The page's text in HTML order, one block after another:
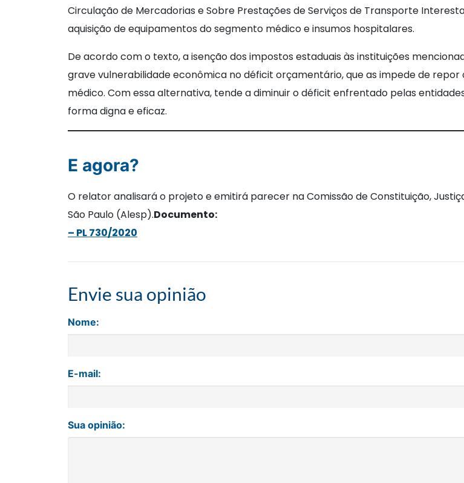
Circulação de Mercadorias e Sobre Prestações de Serviços de Transporte
aquisição de equipamentos do segmento médico e insumos hospitalares.
De acordo com o texto, a isenção dos impostos estaduais às instituições
grave vulnerabilidade econômica no déficit orçamentário, que as impede de
médico. Com essa alternativa, tende a diminuir o déficit enfrentado pelas
forma digna e eficaz.
E agora?
O relator analisará o projeto e emitirá parecer na Comissão de Constituição,
São Paulo (Alesp).Documento:
– PL 730/2020
Envie sua opinião
Nome:
E-mail:
Sua opinião: